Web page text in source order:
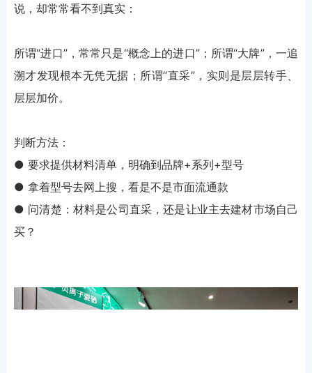
说，却常常看不到真实：
所谓“进口”，常常只是“概念上的进口”；所谓“大牌”，一追
溯才发现根本无凭无据；所谓“直采”，实则是层层转手、
层层加价。
判断方法：
● 要求提供材料清单，明确到品牌+系列+型号
● 拿着型号去网上搜，看是不是市面流通款
● 问清楚：材料是公司直采，还是让业主去建材市场自己
买？